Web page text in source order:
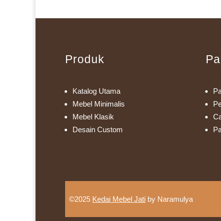
Produk
Katalog Utama
Mebel Minimalis
Mebel Klasik
Desain Custom
©2025 Kedai Mebel Jati by Naramulya